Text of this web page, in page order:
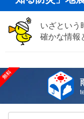
いざという
確かな情報